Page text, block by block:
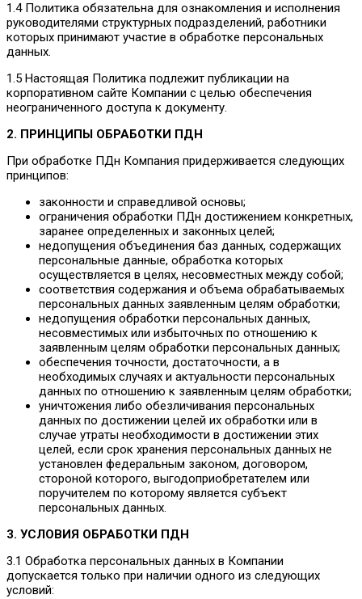
1.4 Политика обязательна для ознакомления и исполнения
руководителями структурных подразделений, работники
которых принимают участие в обработке персональных
данных.
1.5 Настоящая Политика подлежит публикации на
корпоративном сайте Компании с целью обеспечения
неограниченного доступа к документу.
2. ПРИНЦИПЫ ОБРАБОТКИ ПДН
При обработке ПДн Компания придерживается следующих
принципов:
законности и справедливой основы;
ограничения обработки ПДн достижением конкретных,
заранее определенных и законных целей;
недопущения объединения баз данных, содержащих
персональные данные, обработка которых
осуществляется в целях, несовместных между собой;
соответствия содержания и объема обрабатываемых
персональных данных заявленным целям обработки;
недопущения обработки персональных данных,
несовместимых или избыточных по отношению к
заявленным целям обработки персональных данных;
обеспечения точности, достаточности, а в
необходимых случаях и актуальности персональных
данных по отношению к заявленным целям обработки;
уничтожения либо обезличивания персональных
данных по достижении целей их обработки или в
случае утраты необходимости в достижении этих
целей, если срок хранения персональных данных не
установлен федеральным законом, договором,
стороной которого, выгодоприобретателем или
поручителем по которому является субъект
персональных данных.
3. УСЛОВИЯ ОБРАБОТКИ ПДН
3.1 Обработка персональных данных в Компании
допускается только при наличии одного из следующих
условий: